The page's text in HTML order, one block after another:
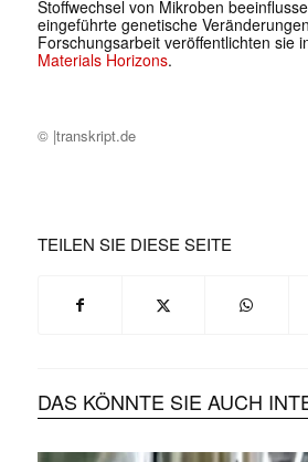
Stoffwechsel von Mikroben
eingeführte genetische
Forschungsarbeit veröffentlichten sie
Materials Horizons.
© |transkript.de
TEILEN SIE DIESE SEITE
DAS KÖNNTE SIE AUCH